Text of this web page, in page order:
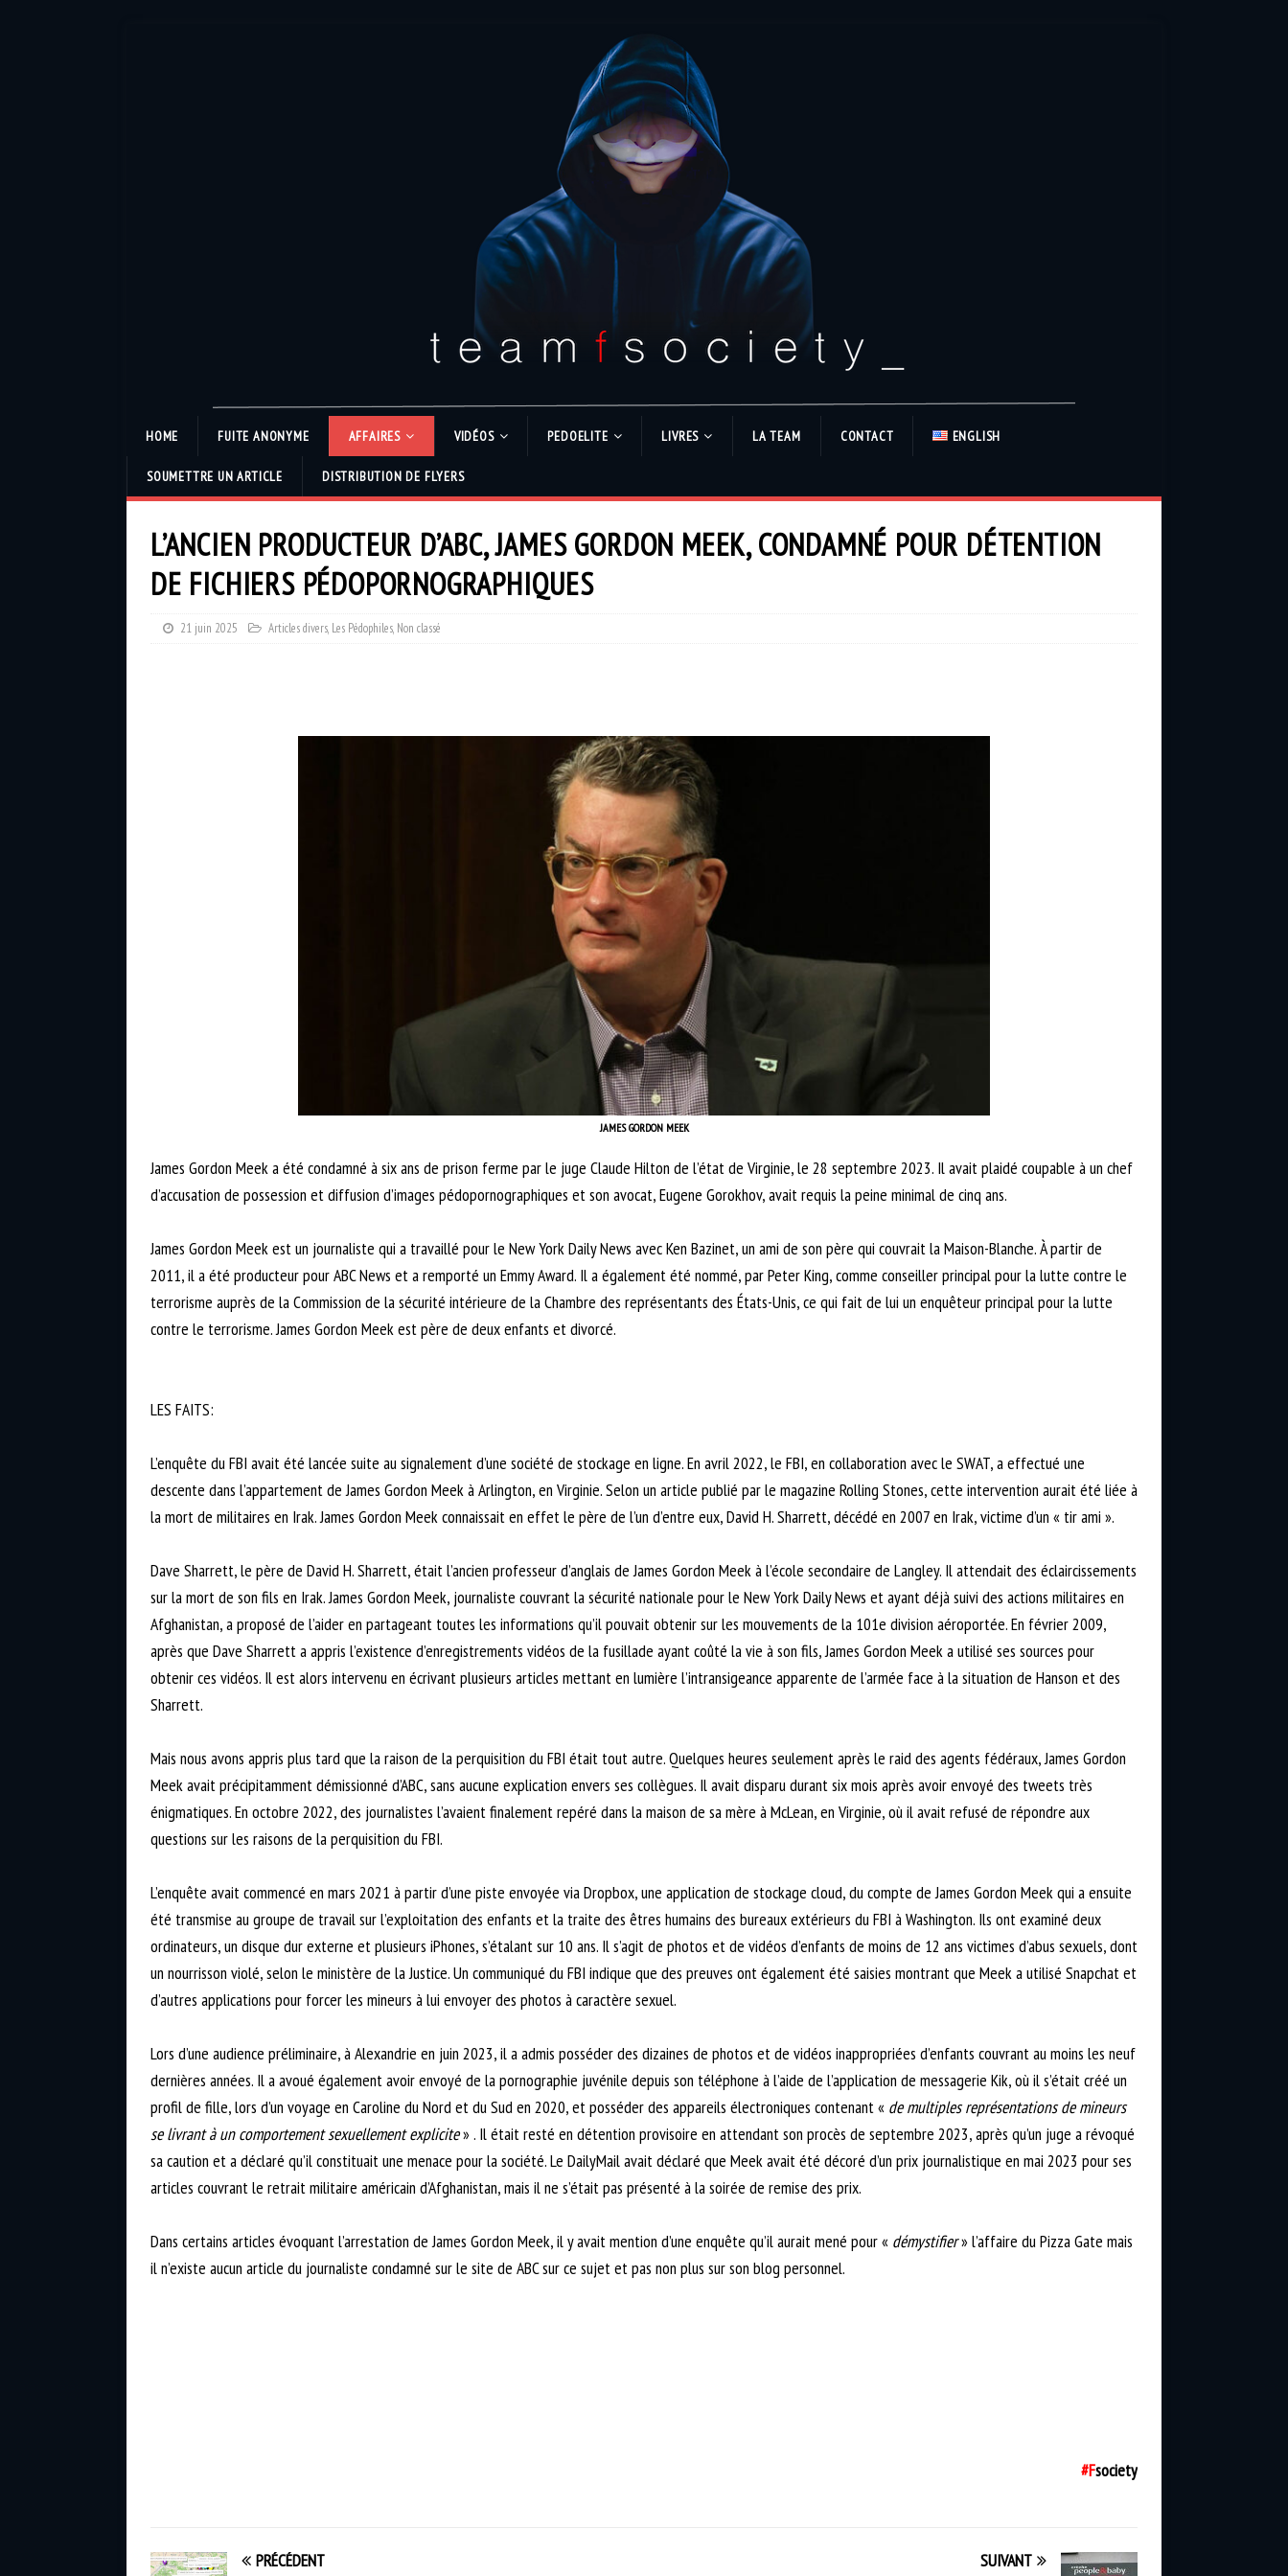
HOME FUITE ANONYME AFFAIRES VIDÉOS PEDOELITE LIVRES LA TEAM CONTACT ENGLISH
SOUMETTRE UN ARTICLE DISTRIBUTION DE FLYERS
L’ANCIEN PRODUCTEUR D’ABC, JAMES GORDON MEEK, CONDAMNÉ POUR DÉTENTION
DE FICHIERS PÉDOPORNOGRAPHIQUES
21 juin 2025 Articles divers, Les Pédophiles, Non classé
JAMES GORDON MEEK
James Gordon Meek a été condamné à six ans de prison ferme par le juge Claude Hilton de l’état de Virginie, le 28 septembre 2023. Il avait plaidé coupable à un chef
d’accusation de possession et diffusion d’images pédopornographiques et son avocat, Eugene Gorokhov, avait requis la peine minimal de cinq ans.
James Gordon Meek est un journaliste qui a travaillé pour le New York Daily News avec Ken Bazinet, un ami de son père qui couvrait la Maison-Blanche. À partir de
2011, il a été producteur pour ABC News et a remporté un Emmy Award. Il a également été nommé, par Peter King, comme conseiller principal pour la lutte contre le
terrorisme auprès de la Commission de la sécurité intérieure de la Chambre des représentants des États-Unis, ce qui fait de lui un enquêteur principal pour la lutte
contre le terrorisme. James Gordon Meek est père de deux enfants et divorcé.
LES FAITS:
L’enquête du FBI avait été lancée suite au signalement d’une société de stockage en ligne. En avril 2022, le FBI, en collaboration avec le SWAT, a effectué une
descente dans l’appartement de James Gordon Meek à Arlington, en Virginie. Selon un article publié par le magazine Rolling Stones, cette intervention aurait été liée à
la mort de militaires en Irak. James Gordon Meek connaissait en effet le père de l’un d’entre eux, David H. Sharrett, décédé en 2007 en Irak, victime d’un « tir ami ».
Dave Sharrett, le père de David H. Sharrett, était l’ancien professeur d’anglais de James Gordon Meek à l’école secondaire de Langley. Il attendait des éclaircissements
sur la mort de son fils en Irak. James Gordon Meek, journaliste couvrant la sécurité nationale pour le New York Daily News et ayant déjà suivi des actions militaires en
Afghanistan, a proposé de l’aider en partageant toutes les informations qu’il pouvait obtenir sur les mouvements de la 101e division aéroportée. En février 2009,
après que Dave Sharrett a appris l’existence d’enregistrements vidéos de la fusillade ayant coûté la vie à son fils, James Gordon Meek a utilisé ses sources pour
obtenir ces vidéos. Il est alors intervenu en écrivant plusieurs articles mettant en lumière l’intransigeance apparente de l’armée face à la situation de Hanson et des
Sharrett.
Mais nous avons appris plus tard que la raison de la perquisition du FBI était tout autre. Quelques heures seulement après le raid des agents fédéraux, James Gordon
Meek avait précipitamment démissionné d’ABC, sans aucune explication envers ses collègues. Il avait disparu durant six mois après avoir envoyé des tweets très
énigmatiques. En octobre 2022, des journalistes l’avaient finalement repéré dans la maison de sa mère à McLean, en Virginie, où il avait refusé de répondre aux
questions sur les raisons de la perquisition du FBI.
L’enquête avait commencé en mars 2021 à partir d’une piste envoyée via Dropbox, une application de stockage cloud, du compte de James Gordon Meek qui a ensuite
été transmise au groupe de travail sur l’exploitation des enfants et la traite des êtres humains des bureaux extérieurs du FBI à Washington. Ils ont examiné deux
ordinateurs, un disque dur externe et plusieurs iPhones, s’étalant sur 10 ans. Il s’agit de photos et de vidéos d’enfants de moins de 12 ans victimes d’abus sexuels, dont
un nourrisson violé, selon le ministère de la Justice. Un communiqué du FBI indique que des preuves ont également été saisies montrant que Meek a utilisé Snapchat et
d’autres applications pour forcer les mineurs à lui envoyer des photos à caractère sexuel.
Lors d’une audience préliminaire, à Alexandrie en juin 2023, il a admis posséder des dizaines de photos et de vidéos inappropriées d’enfants couvrant au moins les neuf
dernières années. Il a avoué également avoir envoyé de la pornographie juvénile depuis son téléphone à l’aide de l’application de messagerie Kik, où il s’était créé un
profil de fille, lors d’un voyage en Caroline du Nord et du Sud en 2020, et posséder des appareils électroniques contenant « de multiples représentations de mineurs
se livrant à un comportement sexuellement explicite» . Il était resté en détention provisoire en attendant son procès de septembre 2023, après qu’un juge a révoqué
sa caution et a déclaré qu’il constituait une menace pour la société. Le DailyMail avait déclaré que Meek avait été décoré d’un prix journalistique en mai 2023 pour ses
articles couvrant le retrait militaire américain d’Afghanistan, mais il ne s’était pas présenté à la soirée de remise des prix.
Dans certains articles évoquant l’arrestation de James Gordon Meek, il y avait mention d’une enquête qu’il aurait mené pour « démystifier» l’affaire du Pizza Gate mais
il n’existe aucun article du journaliste condamné sur le site de ABC sur ce sujet et pas non plus sur son blog personnel.
#Fsociety
PRÉCÉDENT SUIVANT